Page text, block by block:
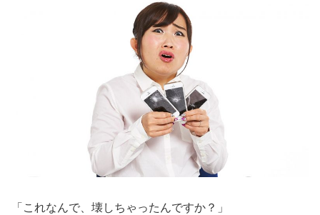
「これなんで、壊しちゃったんですか？」